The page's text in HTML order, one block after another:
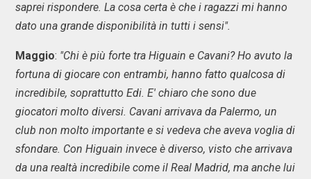
saprei rispondere. La cosa certa è che i ragazzi mi hanno
dato una grande disponibilità in tutti i sensi".
Maggio: "Chi è più forte tra Higuain e Cavani? Ho avuto la
fortuna di giocare con entrambi, hanno fatto qualcosa di
incredibile, soprattutto Edi. E' chiaro che sono due
giocatori molto diversi. Cavani arrivava da Palermo, un
club non molto importante e si vedeva che aveva voglia di
sfondare. Con Higuain invece è diverso, visto che arrivava
da una realtà incredibile come il Real Madrid, ma anche lui